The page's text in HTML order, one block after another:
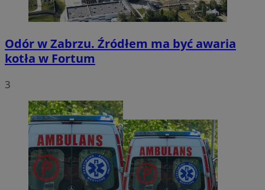
Odór w Zabrzu. Źródłem ma być awaria
kotła w Fortum
3